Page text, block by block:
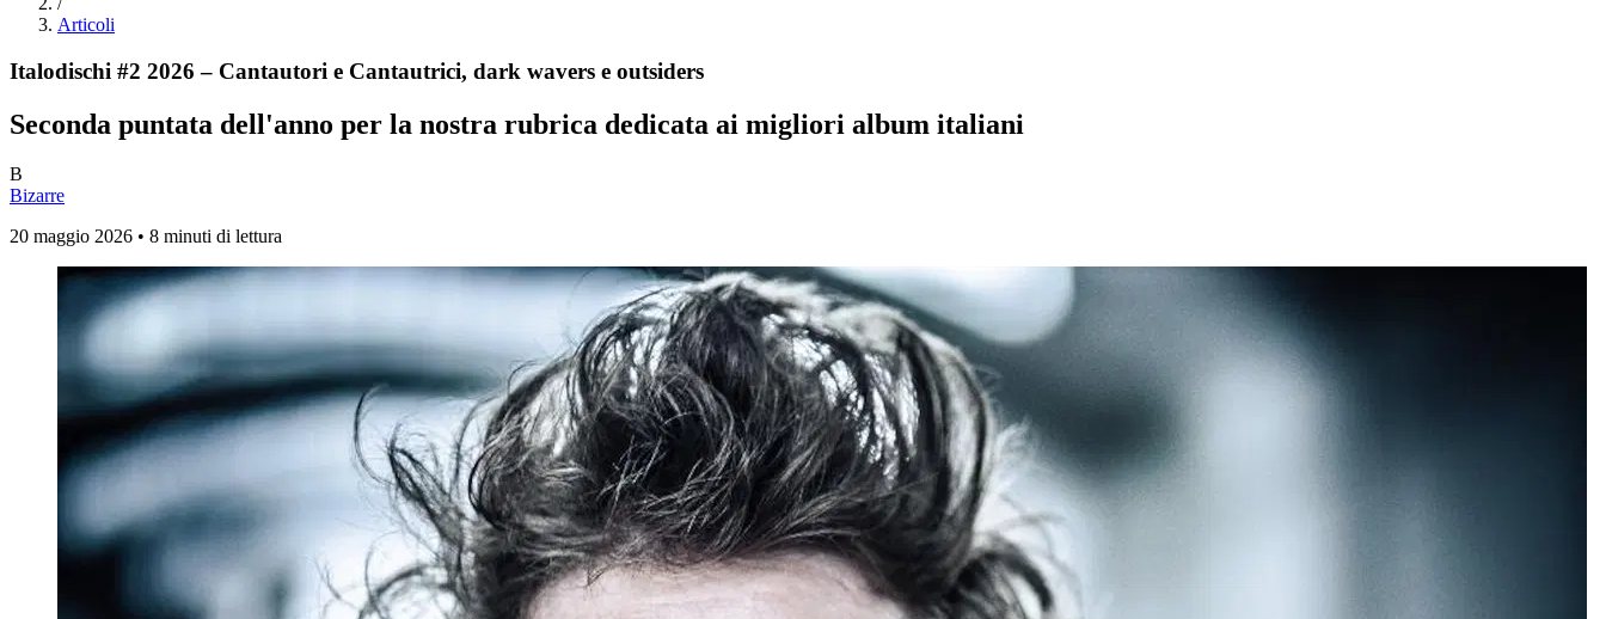
Articoli
Italodischi #2 2026 – Cantautori e Cantautrici, dark wavers e outsiders
Seconda puntata dell'anno per la nostra rubrica dedicata ai migliori album italiani
B
Bizarre
20 maggio 2026 • 8 minuti di lettura